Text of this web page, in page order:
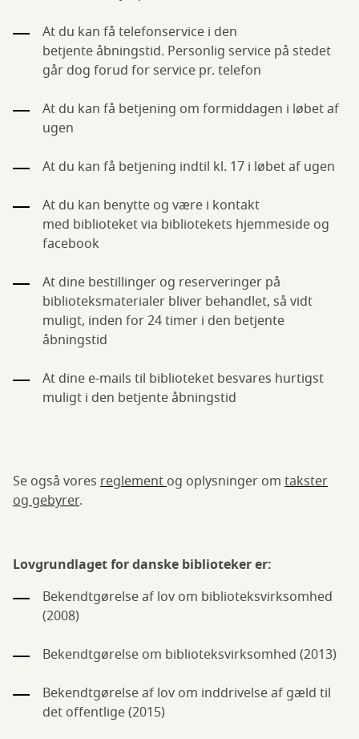
At du kan få telefonservice i den
betjente åbningstid. Personlig service på stedet
går dog forud for service pr. telefon
At du kan få betjening om formiddagen i løbet af
ugen
At du kan få betjening indtil kl. 17 i løbet af ugen
At du kan benytte og være i kontakt
med biblioteket via bibliotekets hjemmeside og
facebook
At dine bestillinger og reserveringer på
biblioteksmaterialer bliver behandlet, så vidt
muligt, inden for 24 timer i den betjente
åbningstid
At dine e-mails til biblioteket besvares hurtigst
muligt i den betjente åbningstid
Se også vores reglementog oplysninger om takster
og gebyrer.
Lovgrundlaget for danske biblioteker er:
Bekendtgørelse af lov om biblioteksvirksomhed
(2008)
Bekendtgørelse om biblioteksvirksomhed (2013)
Bekendtgørelse af lov om inddrivelse af gæld til
det offentlige (2015)